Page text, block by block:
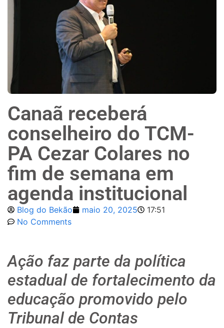
Canaã receberá
conselheiro do TCM-
PA Cezar Colares no
fim de semana em
agenda institucional
Blog do Bekão maio 20, 2025
17:51
No Comments
Ação faz parte da política
estadual de fortalecimento da
educação promovido pelo
Tribunal de Contas